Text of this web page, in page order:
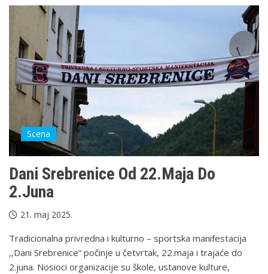
Scena
Dani Srebrenice Od 22.maja Do
2.juna
21. maj 2025.
Tradicionalna privredna i kulturno – sportska manifestacija
‚‚Dani Srebrenice“ počinje u četvrtak, 22.maja i trajaće do
2.juna. Nosioci organizacije su škole, ustanove kulture,